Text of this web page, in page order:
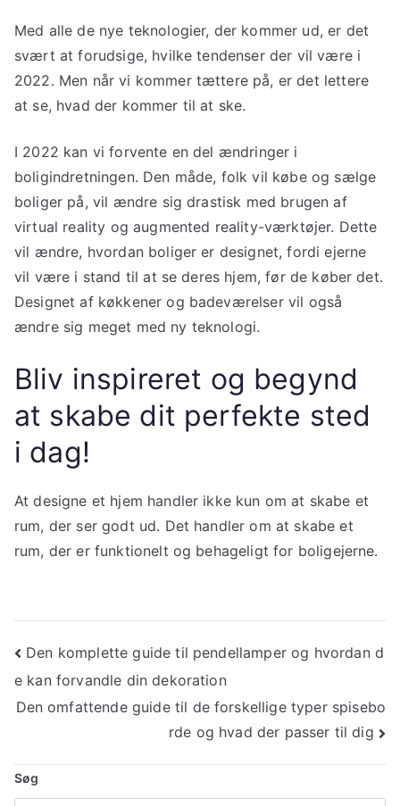
Med alle de nye teknologier, der kommer ud, er det
svært at forudsige, hvilke tendenser der vil være i
2022. Men når vi kommer tættere på, er det lettere
at se, hvad der kommer til at ske.
I 2022 kan vi forvente en del ændringer i
boligindretningen. Den måde, folk vil købe og sælge
boliger på, vil ændre sig drastisk med brugen af
virtual reality og augmented reality-værktøjer. Dette
vil ændre, hvordan boliger er designet, fordi ejerne
vil være i stand til at se deres hjem, før de køber det.
Designet af køkkener og badeværelser vil også
ændre sig meget med ny teknologi.
Bliv inspireret og begynd
at skabe dit perfekte sted
i dag!
At designe et hjem handler ikke kun om at skabe et
rum, der ser godt ud. Det handler om at skabe et
rum, der er funktionelt og behageligt for boligejerne.
Indlægsnavigation
Den komplette guide til pendellamper og hvordan d
e kan forvandle din dekoration
Den omfattende guide til de forskellige typer spisebo
rde og hvad der passer til dig
Søg